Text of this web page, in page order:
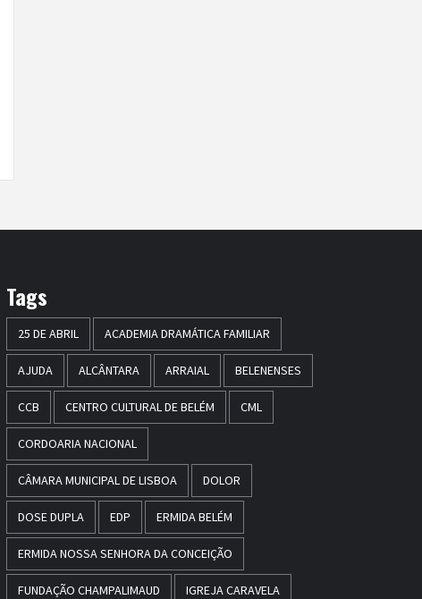
Tags
25 DE ABRIL ACADEMIA DRAMÁTICA FAMILIAR
AJUDA ALCÂNTARA ARRAIAL BELENENSES
CCB CENTRO CULTURAL DE BELÉM CML
CORDOARIA NACIONAL
CÂMARA MUNICIPAL DE LISBOA DOLOR
DOSE DUPLA EDP ERMIDA BELÉM
ERMIDA NOSSA SENHORA DA CONCEIÇÃO
FUNDAÇÃO CHAMPALIMAUD IGREJA CARAVELA